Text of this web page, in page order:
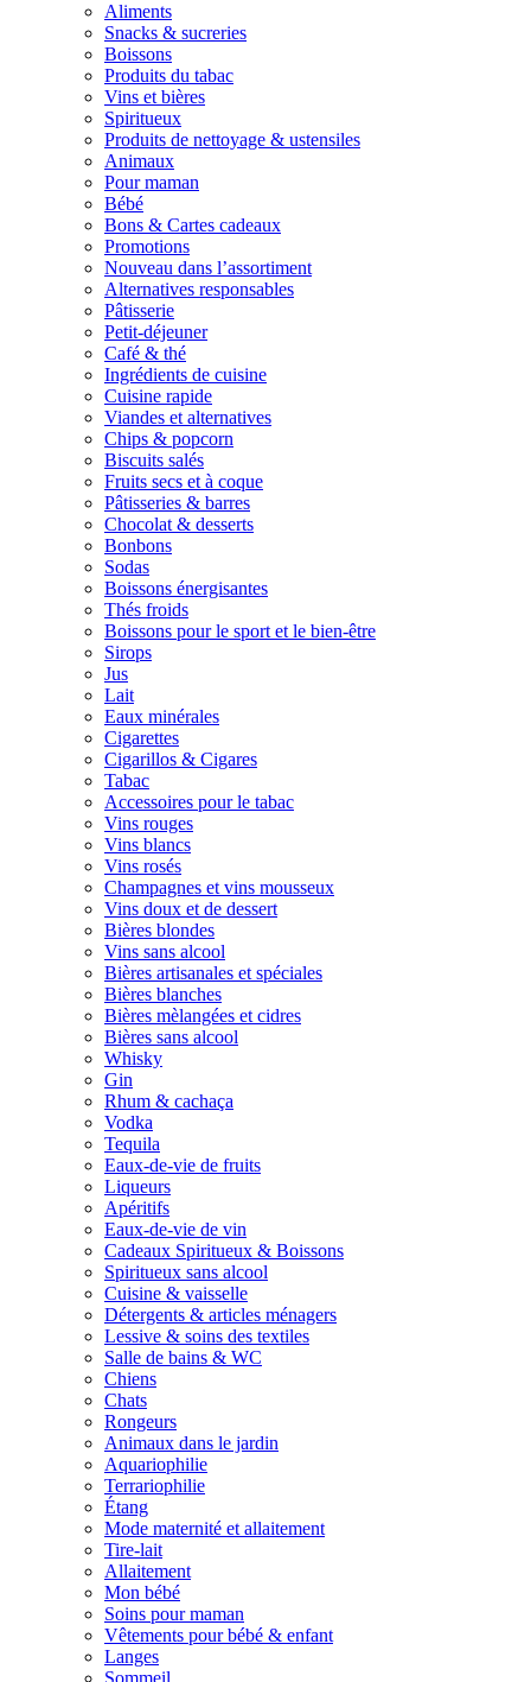
Aliments
Snacks & sucreries
Boissons
Produits du tabac
Vins et bières
Spiritueux
Produits de nettoyage & ustensiles
Animaux
Pour maman
Bébé
Bons & Cartes cadeaux
Promotions
Nouveau dans l’assortiment
Alternatives responsables
Pâtisserie
Petit-déjeuner
Café & thé
Ingrédients de cuisine
Cuisine rapide
Viandes et alternatives
Chips & popcorn
Biscuits salés
Fruits secs et à coque
Pâtisseries & barres
Chocolat & desserts
Bonbons
Sodas
Boissons énergisantes
Thés froids
Boissons pour le sport et le bien-être
Sirops
Jus
Lait
Eaux minérales
Cigarettes
Cigarillos & Cigares
Tabac
Accessoires pour le tabac
Vins rouges
Vins blancs
Vins rosés
Champagnes et vins mousseux
Vins doux et de dessert
Bières blondes
Vins sans alcool
Bières artisanales et spéciales
Bières blanches
Bières mèlangées et cidres
Bières sans alcool
Whisky
Gin
Rhum & cachaça
Vodka
Tequila
Eaux-de-vie de fruits
Liqueurs
Apéritifs
Eaux-de-vie de vin
Cadeaux Spiritueux & Boissons
Spiritueux sans alcool
Cuisine & vaisselle
Détergents & articles ménagers
Lessive & soins des textiles
Salle de bains & WC
Chiens
Chats
Rongeurs
Animaux dans le jardin
Aquariophilie
Terrariophilie
Étang
Mode maternité et allaitement
Tire-lait
Allaitement
Mon bébé
Soins pour maman
Vêtements pour bébé & enfant
Langes
Sommeil